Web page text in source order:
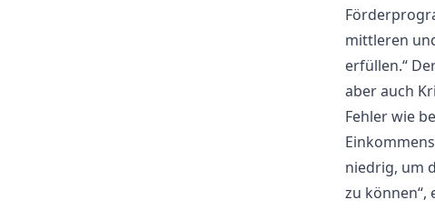
mittleren
erfüllen.“
aber auch
Fehler wie
niedrig, um
zu können“,